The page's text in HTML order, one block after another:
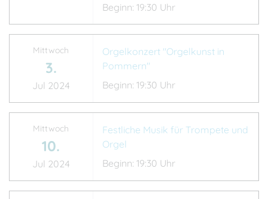
Beginn: 19:30 Uhr
Mittwoch
3.
Jul 2024
Orgelkonzert "Orgelkunst in
Pommern"
Beginn: 19:30 Uhr
Mittwoch
10.
Jul 2024
Festliche Musik für Trompete und
Orgel
Beginn: 19:30 Uhr